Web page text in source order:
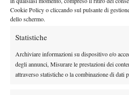
Cookie Policy o cliccando sul pulsante di
dello schermo.
Statistiche
Archiviare informazioni su dispositivo e/o
degli annunci, Misurare le prestazioni dei
attraverso statistiche o la combinazione di dati